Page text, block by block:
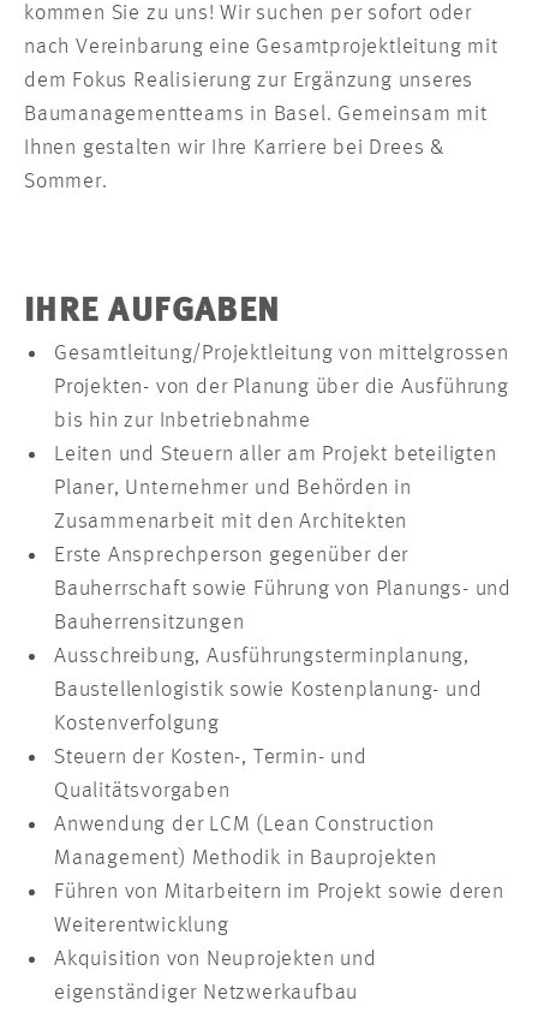
kommen Sie zu uns! Wir suchen per sofort oder
nach Vereinbarung eine Gesamtprojektleitung mit
dem Fokus Realisierung zur Ergänzung unseres
Baumanagementteams in Basel. Gemeinsam mit
Ihnen gestalten wir Ihre Karriere bei Drees &
Sommer.
IHRE AUFGABEN
Gesamtleitung/Projektleitung von mittelgrossen
Projekten- von der Planung über die Ausführung
bis hin zur Inbetriebnahme
Leiten und Steuern aller am Projekt beteiligten
Planer, Unternehmer und Behörden in
Zusammenarbeit mit den Architekten
Erste Ansprechperson gegenüber der
Bauherrschaft sowie Führung von Planungs- und
Bauherrensitzungen
Ausschreibung, Ausführungsterminplanung,
Baustellenlogistik sowie Kostenplanung- und
Kostenverfolgung
Steuern der Kosten-, Termin- und
Qualitätsvorgaben
Anwendung der LCM (Lean Construction
Management) Methodik in Bauprojekten
Führen von Mitarbeitern im Projekt sowie deren
Weiterentwicklung
Akquisition von Neuprojekten und
eigenständiger Netzwerkaufbau